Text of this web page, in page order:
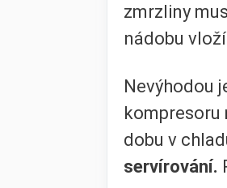
zmrzliny
nádobu
Nevýhodou
kompresoru
dobu v
servírování.